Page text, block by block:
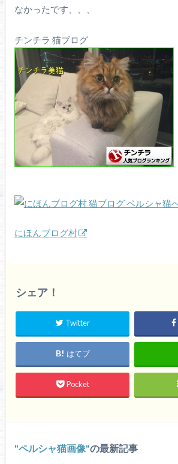
なかったです、、、
チンチラ 猫ブログ
にほんブログ村
シェア！
Twitter
はてブ
Pocket
ペルシャ猫画像 の最新記事